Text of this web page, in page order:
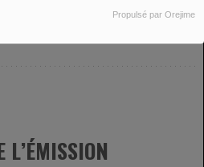
Propulsé par Orejime